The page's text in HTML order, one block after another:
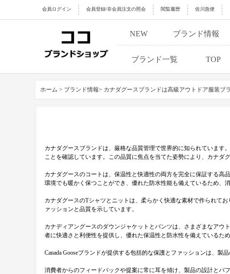
会員ログイン 会員登録/非会員注文の照会 閲覧履歴 佐川急便
NEW ブランド情報
ブランド一覧 TOP
ホーム > ブランド情報> カナダグースブランドは高級アウトドア服装ブ
カナダグースブランドは、厳格な品質管理で世界的に知られていま
ことを確認しています。この品質に焦点を当てた姿勢により、カナダ
カナダグースのコートは、保温性と快適性の両方を完全に保証する
環境でも暖かく保つことができ、優れた防水性能も備えているため、
カナダグースのTシャツとニットは、柔らかく快適な素材で作られて
ァッションと品質を示しています。
カナディアングースのダウンジャケットとパンツは、さまざまなア
者に快適さと利便性を提供し、優れた保温性と防水性を備えているた
Canada Gooseブランドが提供する包括的な保護とファッションは、
消費者からのフィードバックや提案に常に耳を傾け、製品の設計とパ